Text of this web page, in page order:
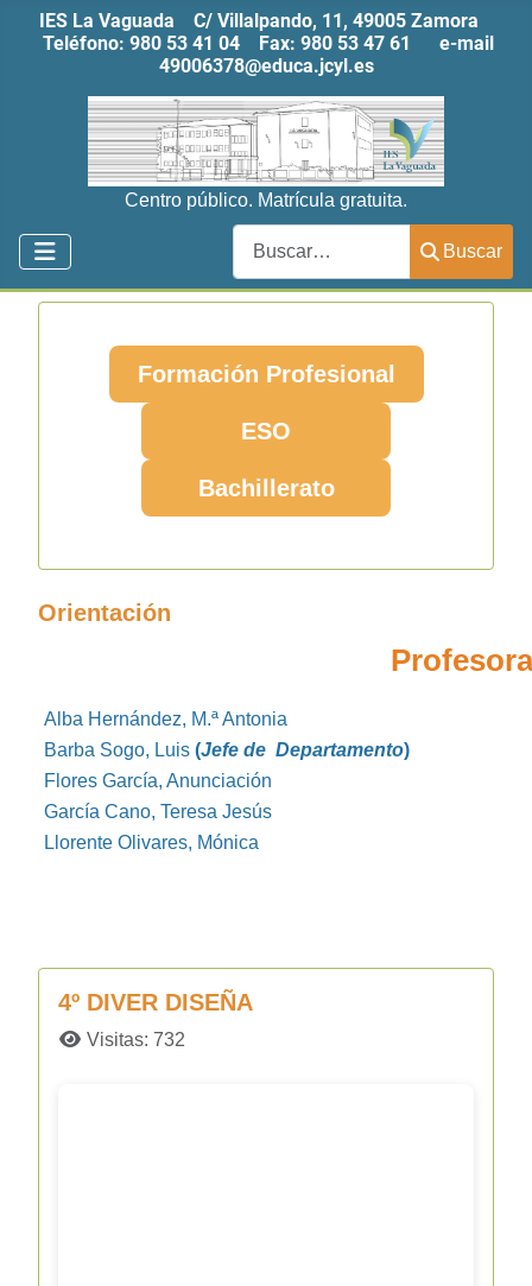
IES La Vaguada C/ Villalpando, 11, 49005 Zamora
Teléfono: 980 53 41 04 Fax: 980 53 47 61 e-mail
49006378@educa.jcyl.es
Centro público. Matrícula gratuita.
Buscar
Formación Profesional
ESO
Bachillerato
Orientación
Alba Hernández, M.ª Antonia
Barba Sogo, Luis (Jefe de Departamento)
Flores García, Anunciación
García Cano, Teresa Jesús
Llorente Olivares, Mónica
4º DIVER DISEÑA
Detalles
Visitas: 732